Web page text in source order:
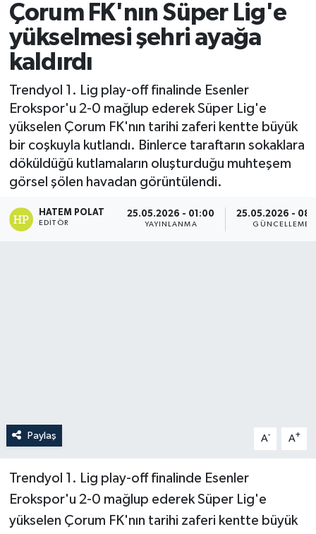
Çorum FK'nın Süper Lig'e
yükselmesi şehri ayağa
kaldırdı
Trendyol 1. Lig play-off finalinde Esenler
Erokspor'u 2-0 mağlup ederek Süper Lig'e
yükselen Çorum FK'nın tarihi zaferi kentte büyük
bir coşkuyla kutlandı. Binlerce taraftarın sokaklara
döküldüğü kutlamaların oluşturduğu muhteşem
görsel şölen havadan görüntülendi.
HATEM POLAT
EDITÖR
25.05.2026 - 01:00
YAYINLANMA
25.05.2026 -
GÜNCELLEME
Paylaş A- A+
Trendyol 1. Lig play-off finalinde Esenler
Erokspor'u 2-0 mağlup ederek Süper Lig'e
yükselen Çorum FK'nın tarihi zaferi kentte büyük
Son Dakika Haberleri
Haber Arşivi